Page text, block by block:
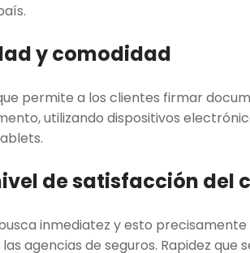
y comodidad
permite a los clientes firmar
utilizando dispositivos
de satisfacción del
inmediatez y esto
agencias de seguros. Rapidez que